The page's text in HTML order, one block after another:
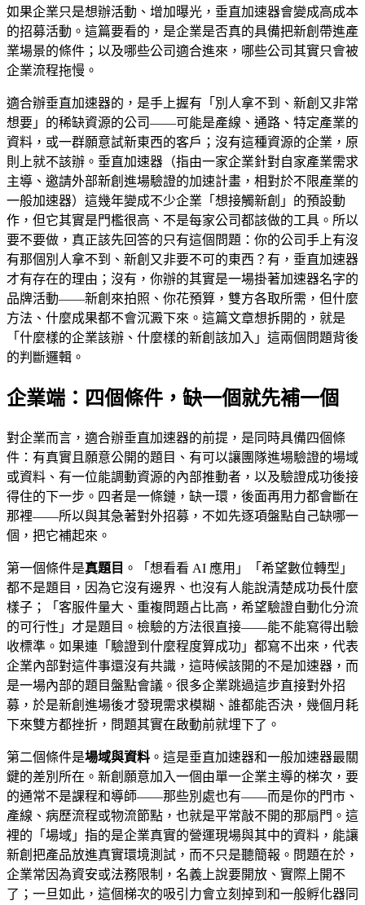
如果企業只是想辦活動、增加曝光，垂直加速器會變成高成本
的招募活動。這篇要看的，是企業是否真的具備把新創帶進產
業場景的條件；以及哪些公司適合進來，哪些公司其實只會被
企業流程拖慢。
適合辦垂直加速器的，是手上握有「別人拿不到、新創又非常
想要」的稀缺資源的公司——可能是產線、通路、特定產業的
資料，或一群願意試新東西的客戶；沒有這種資源的企業，原
則上就不該辦。垂直加速器（指由一家企業針對自家產業需求
主導、邀請外部新創進場驗證的加速計畫，相對於不限產業的
一般加速器）這幾年變成不少企業「想接觸新創」的預設動
作，但它其實是門檻很高、不是每家公司都該做的工具。所以
要不要做，真正該先回答的只有這個問題：你的公司手上有沒
有那個別人拿不到、新創又非要不可的東西？有，垂直加速器
才有存在的理由；沒有，你辦的其實是一場掛著加速器名字的
品牌活動——新創來拍照、你花預算，雙方各取所需，但什麼
方法、什麼成果都不會沉澱下來。這篇文章想拆開的，就是
「什麼樣的企業該辦、什麼樣的新創該加入」這兩個問題背後
的判斷邏輯。
企業端：四個條件，缺一個就先補一個
對企業而言，適合辦垂直加速器的前提，是同時具備四個條
件：有真實且願意公開的題目、有可以讓團隊進場驗證的場域
或資料、有一位能調動資源的內部推動者，以及驗證成功後接
得住的下一步。四者是一條鏈，缺一環，後面再用力都會斷在
那裡——所以與其急著對外招募，不如先逐項盤點自己缺哪一
個，把它補起來。
第一個條件是真題目 。「想看看 AI 應用」「希望數位轉型」
都不是題目，因為它沒有邊界、也沒有人能說清楚成功長什麼
樣子；「客服件量大、重複問題占比高，希望驗證自動化分流
的可行性」才是題目。檢驗的方法很直接——能不能寫得出驗
收標準。如果連「驗證到什麼程度算成功」都寫不出來，代表
企業內部對這件事還沒有共識，這時候該開的不是加速器，而
是一場內部的題目盤點會議。很多企業跳過這步直接對外招
募，於是新創進場後才發現需求模糊、誰都能否決，幾個月耗
下來雙方都挫折，問題其實在啟動前就埋下了。
第二個條件是場域與資料 。這是垂直加速器和一般加速器最關
鍵的差別所在。新創願意加入一個由單一企業主導的梯次，要
的通常不是課程和導師——那些別處也有——而是你的門市、
產線、病歷流程或物流節點，也就是平常敲不開的那扇門。這
裡的「場域」指的是企業真實的營運現場與其中的資料，能讓
新創把產品放進真實環境測試，而不只是聽簡報。問題在於，
企業常因為資安或法務限制，名義上說要開放、實際上開不
了；一旦如此，這個梯次的吸引力會立刻掉到和一般孵化器同